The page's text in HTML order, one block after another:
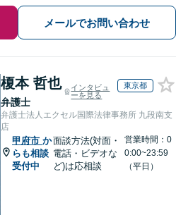
メールでお問い合わせ
榎本 哲也
弁護士
インタビュ
ーを見る
東京都
弁護士法人エクセル国際法律事務所 九段南支
店
甲府市 か
らも相談
受付中
面談方法(対面・
電話・ビデオな
ど)は応相談
営業時間：0
0:00~23:59
（平日）